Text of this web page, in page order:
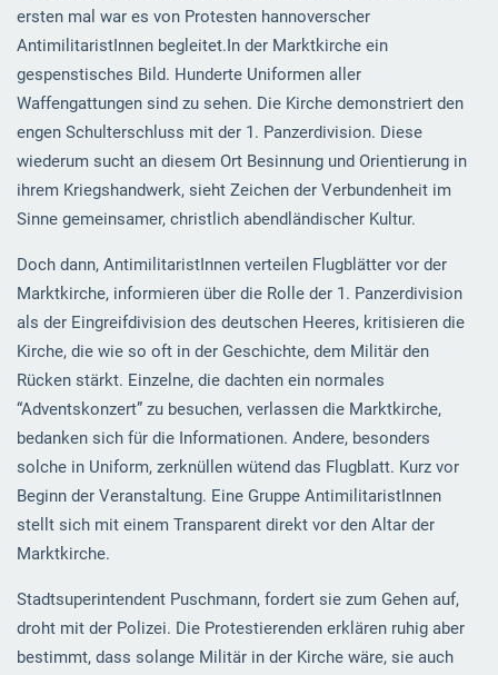
ersten mal war es von Protesten hannoverscher
AntimilitaristInnen begleitet.In der Marktkirche ein
gespenstisches Bild. Hunderte Uniformen aller
Waffengattungen sind zu sehen. Die Kirche demonstriert den
engen Schulterschluss mit der 1. Panzerdivision. Diese
wiederum sucht an diesem Ort Besinnung und Orientierung in
ihrem Kriegshandwerk, sieht Zeichen der Verbundenheit im
Sinne gemeinsamer, christlich abendländischer Kultur.
Doch dann, AntimilitaristInnen verteilen Flugblätter vor der
Marktkirche, informieren über die Rolle der 1. Panzerdivision
als der Eingreifdivision des deutschen Heeres, kritisieren die
Kirche, die wie so oft in der Geschichte, dem Militär den
Rücken stärkt. Einzelne, die dachten ein normales
“Adventskonzert” zu besuchen, verlassen die Marktkirche,
bedanken sich für die Informationen. Andere, besonders
solche in Uniform, zerknüllen wütend das Flugblatt. Kurz vor
Beginn der Veranstaltung. Eine Gruppe AntimilitaristInnen
stellt sich mit einem Transparent direkt vor den Altar der
Marktkirche.
Stadtsuperintendent Puschmann, fordert sie zum Gehen auf,
droht mit der Polizei. Die Protestierenden erklären ruhig aber
bestimmt, dass solange Militär in der Kirche wäre, sie auch